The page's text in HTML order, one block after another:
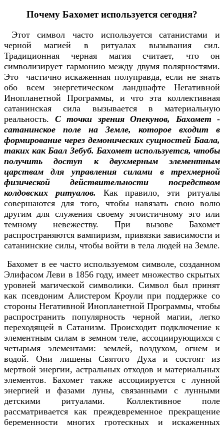
Почему Бахомет используется сегодня?
Этот символ часто используется сатанистами и
черной магией в ритуалах вызывания сил.
Традиционная черная магия считает, что он
символизирует гармонию между двумя полярностями.
Это частично искаженная полуправда, если не знать
обо всем энергетическом ландшафте Негативной
Инопланетной Программы, и что эта коллективная
сатанинская сила вызывается в материальную
реальность. С точки зрения Опекунов, Бахомет -
сатанинское поле на Земле, которое входит в
формирование через демонических сущностей Баала,
таких как Баал Зебуб. Бахомет используется, чтобы
получить доступ к двухмерным элементным
царствам для управления силами в трехмерной
физической действительности посредством
колдовских ритуалов. Как правило, эти ритуалы
совершаются для того, чтобы навязать свою волю
другим для служения своему эгоистичному эго или
темному невежеству. При вызове Бахомет
распространяются вампиризм, привязки зависимости и
сатанинские силы, чтобы войти в тела людей на Земле.
Бахомет в ее часто используемом символе, созданном
Элифасом Леви в 1856 году, имеет множество скрытых
уровней магической символики. Символ был принят
как псевдоним Алистером Кроули при поддержке со
стороны Негативной Инопланетной Программы, чтобы
распространить популярность черной магии, легко
переходящей в Сатанизм. Происходит подключение к
элементным силам в земном теле, ассоциирующихся с
четырьмя элементами: землей, воздухом, огнем и
водой. Они лишены Святого Духа и состоят из
мертвой энергии, астральных отходов и материальных
элементов. Бахомет также ассоциируется с лунной
энергией и фазами луны, связанными с лунными
детскими ритуалами. Коллективное поле
рассматривается как преждевременное прекращение
беременности многих гротескных и искаженных